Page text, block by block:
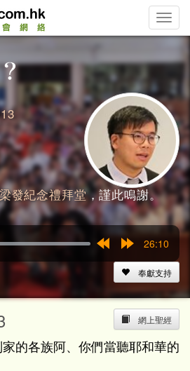
Toggle
發紀念禮拜堂，謹此鳴謝。
15s
26:10
奉獻支持
網上聖經
的各族阿、你們當聽耶和華的